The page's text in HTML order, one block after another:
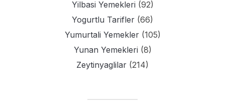
Yilbasi Yemekleri (92)
Yogurtlu Tarifler (66)
Yumurtali Yemekler(105)
Yunan Yemekleri (8)
Zeytinyaglilar (214)